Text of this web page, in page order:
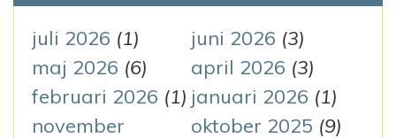
t
e
r
:
juli 2026 (1) juni 2026 (3)
maj 2026 (6) april 2026 (3)
februari 2026 (1) januari 2026 (1)
november
oktober 2025 (9)